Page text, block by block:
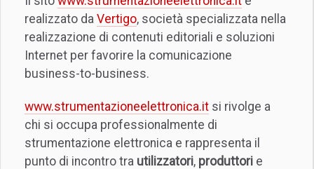
realizzato da Vertigo, società specializzata nella
realizzazione di contenuti editoriali e soluzioni
Internet per favorire la comunicazione
business-to-business.
www.strumentazioneelettronica.it si rivolge a
chi si occupa professionalmente di
strumentazione elettronica e rappresenta il
punto di incontro tra utilizzatori, produttori e